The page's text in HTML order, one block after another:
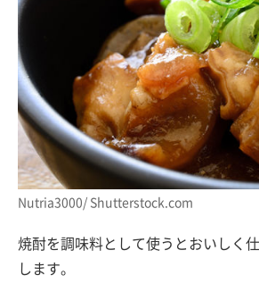
Nutria3000/ Shutterstock.com
焼酎を調味料として使うとおいしく
します。